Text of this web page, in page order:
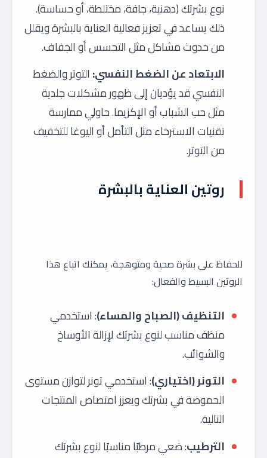
نوع بشرتك (دهنية، جافة، مختلطة، أو حساسة).
ذلك يساعد في تعزيز فعالية العناية بالبشرة ويقلل
من حدوث مشاكل مثل التحسس أو الجفاف.
الابتعاد عن الضغط النفسي: التوتر والضغط
النفسي قد يؤديان إلى ظهور مشكلات جلدية
مثل حب الشباب أو الإكزيما. حاولي ممارسة
تقنيات الاسترخاء مثل التأمل أو اليوغا للتخفيف
من التوتر.
روتين العناية بالبشرة
للحفاظ على بشرة صحية ومتوهجة، يمكنك اتباع هذا
الروتين البسيط والفعال:
التنظيف (الصباح والمساء): استخدمي
منظف مناسب لنوع بشرتك لإزالة الأوساخ
والشوائب.
التونر (اختياري): استخدمي تونر لتوازن مستوى
الحموضة في بشرتك ويعزز امتصاص المنتجات
التالية.
الترطيب: ضعي مرطبًا مناسبًا لنوع بشرتك